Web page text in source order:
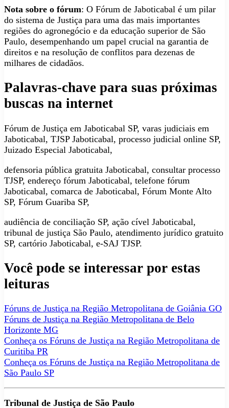
Nota sobre o fórum: O Fórum de Jaboticabal é um pilar
do sistema de Justiça para uma das mais importantes
regiões do agronegócio e da educação superior de São
Paulo, desempenhando um papel crucial na garantia de
direitos e na resolução de conflitos para dezenas de
milhares de cidadãos.
Palavras-chave para suas próximas
buscas na internet
Fórum de Justiça em Jaboticabal SP, varas judiciais em
Jaboticabal, TJSP Jaboticabal, processo judicial online SP,
Juizado Especial Jaboticabal,
defensoria pública gratuita Jaboticabal, consultar processo
TJSP, endereço fórum Jaboticabal, telefone fórum
Jaboticabal, comarca de Jaboticabal, Fórum Monte Alto
SP, Fórum Guariba SP,
audiência de conciliação SP, ação cível Jaboticabal,
tribunal de justiça São Paulo, atendimento jurídico gratuito
SP, cartório Jaboticabal, e-SAJ TJSP.
Você pode se interessar por estas
leituras
Fóruns de Justiça na Região Metropolitana de Goiânia GO
Fóruns de Justiça na Região Metropolitana de Belo
Horizonte MG
Conheça os Fóruns de Justiça na Região Metropolitana de
Curitiba PR
Conheça os Fóruns de Justiça na Região Metropolitana de
São Paulo SP
Tribunal de Justiça de São Paulo